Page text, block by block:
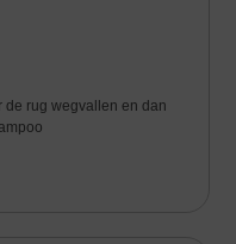
de rug wegvallen en dan